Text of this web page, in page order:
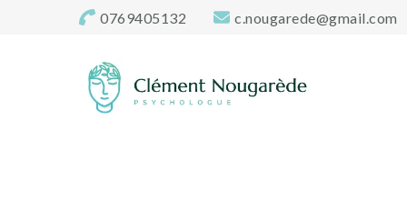
0769405132 c.nougarede@gmail.com
Cabinet-